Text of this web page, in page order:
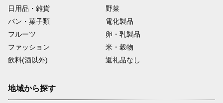
日用品・雑貨
野菜
パン・菓子類
電化製品
フルーツ
卵・乳製品
ファッション
米・穀物
飲料(酒以外)
返礼品なし
地域から探す